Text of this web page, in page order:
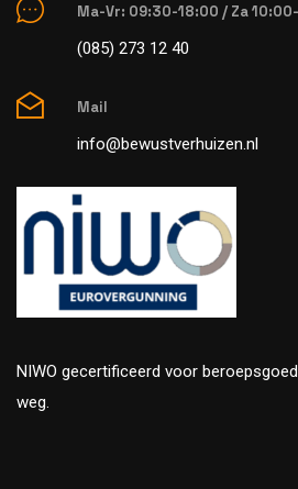
Ma-Vr: 09:30-18:00 / Za
(085) 273 12 40
Mail
info@bewustverhuizen.nl
NIWO gecertificeerd voor
weg.